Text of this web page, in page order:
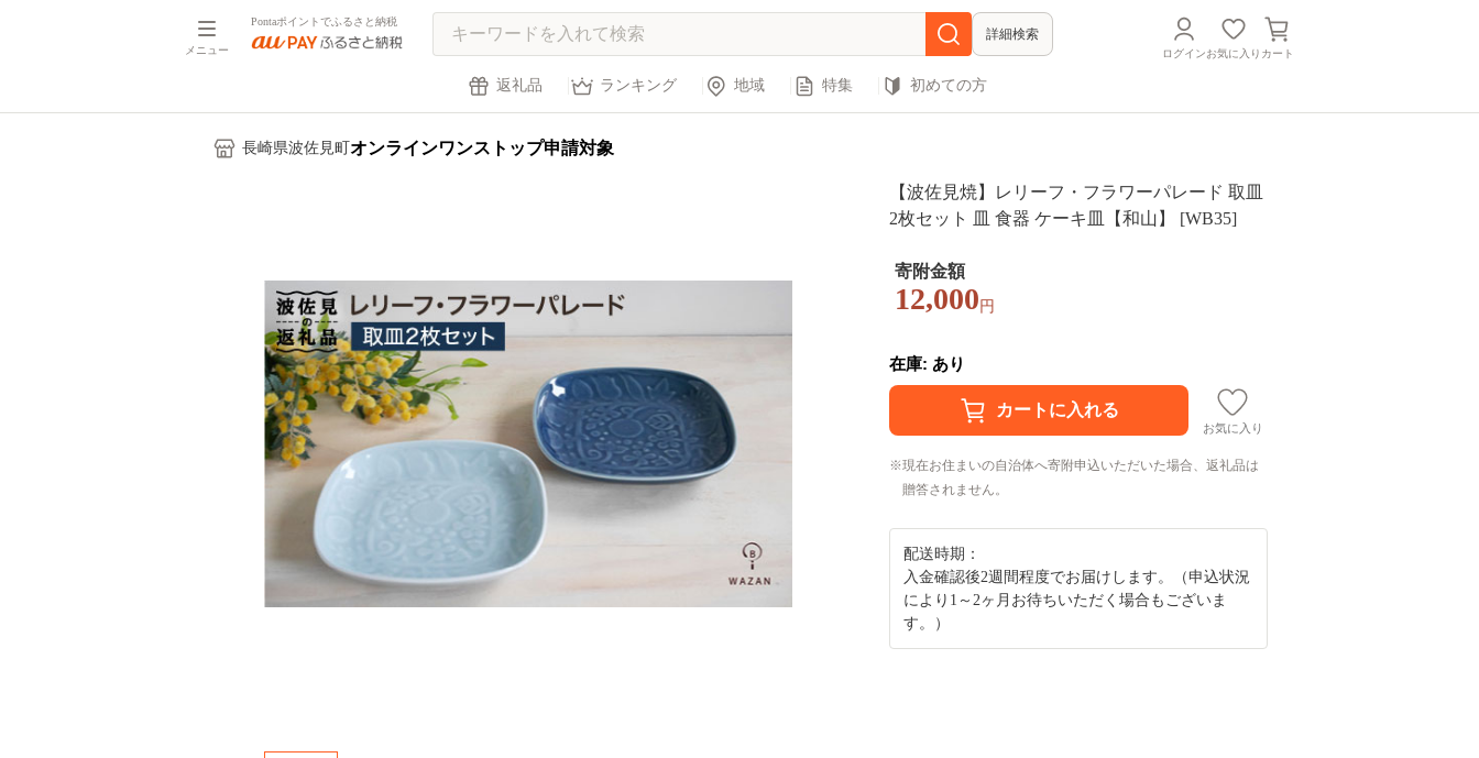
メニュー
Pontaポイントでふるさと納税
詳細検索
ログインお気に入り カート
返礼品 ランキング 地域 特集 初めての方
長崎県波佐見町 オンラインワンストップ申請対象
【波佐見焼】レリーフ・フラワーパレード 取皿
2枚セット 皿 食器 ケーキ皿【和山】 [WB35]
寄附金額
12,000 円
在庫: あり
お気に入り
現在お住まいの自治体へ寄附申込いただいた場合、返礼品は
贈答されません。
配送時期：
入金確認後2週間程度でお届けします。（申込状況
により1～2ヶ月お待ちいただく場合もございま
す。）